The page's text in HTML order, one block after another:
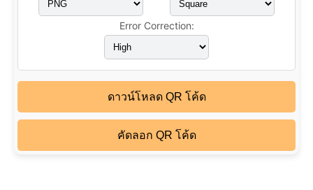
Error Correction:
ดาวน์โหลด QR โค้ด
คัดลอก QR โค้ด